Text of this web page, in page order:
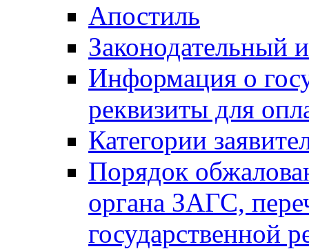
Апостиль
Законодательный
Информация о
реквизиты для
Категории
Порядок
органа ЗАГС,
государственной